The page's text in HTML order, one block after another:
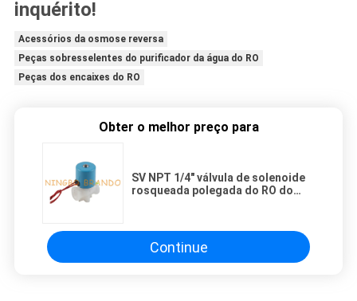
inquérito!
Acessórios da osmose reversa
Peças sobresselentes do purificador da água do RO
Peças dos encaixes do RO
Obter o melhor preço para
SV NPT 1/4" válvula de solenoide
rosqueada polegada do RO do
Continue